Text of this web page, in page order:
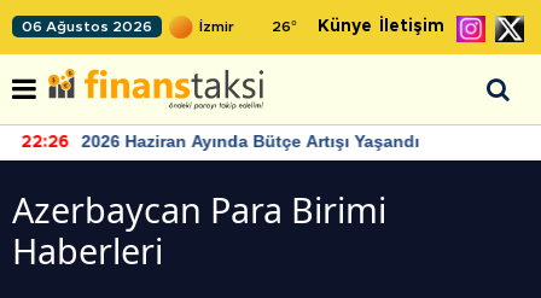
06 Ağustos 2026 26° Künye İletişim
22:26 2026 Haziran Ayında Bütçe Artışı Yaşandı
Azerbaycan Para Birimi
Haberleri